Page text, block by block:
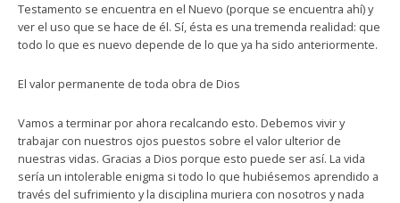
Testamento se encuentra en el Nuevo (porque se encuentra ahí) y
ver el uso que se hace de él. Sí, ésta es una tremenda realidad: que
todo lo que es nuevo depende de lo que ya ha sido anteriormente.
El valor permanente de toda obra de Dios
Vamos a terminar por ahora recalcando esto. Debemos vivir y
trabajar con nuestros ojos puestos sobre el valor ulterior de
nuestras vidas. Gracias a Dios porque esto puede ser así. La vida
sería un intolerable enigma si todo lo que hubiésemos aprendido a
través del sufrimiento y la disciplina muriera con nosotros y nada